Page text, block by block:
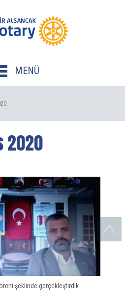
MENÜ
2020
şeklinde gerçekleştirdik.